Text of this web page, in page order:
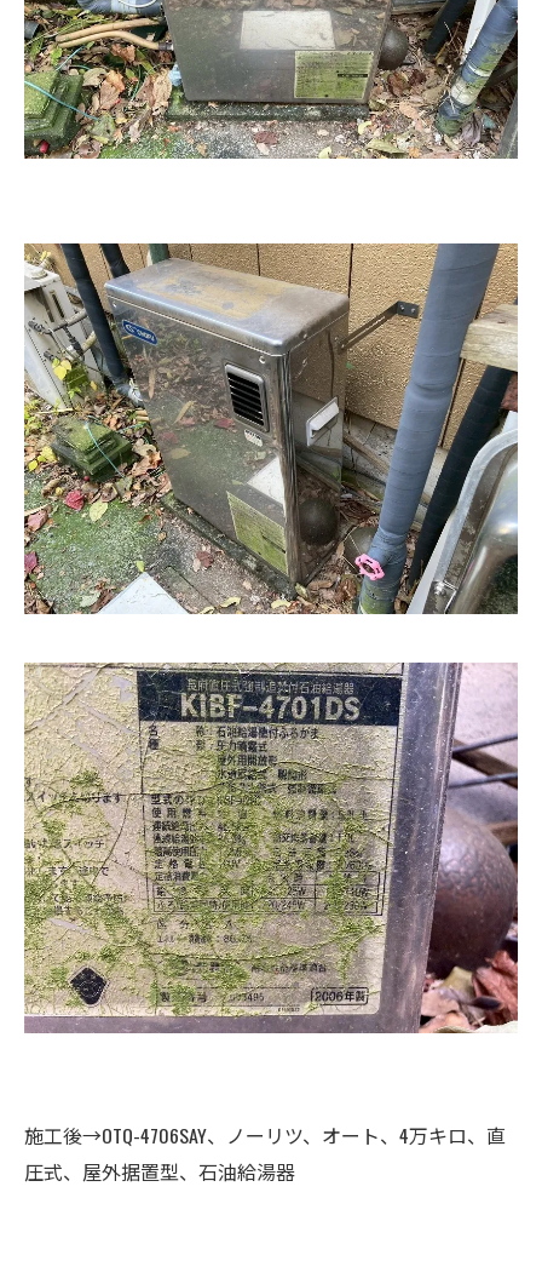
施工後→OTQ-4706SAY、ノーリツ、オート、4万キロ、直
圧式、屋外据置型、石油給湯器